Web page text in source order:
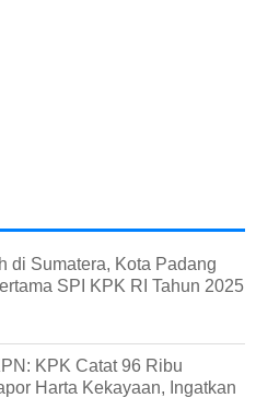
di Sumatera, Kota Padang
SPI KPK RI Tahun 2025
KPK Catat 96 Ribu
Harta Kekayaan, Ingatkan